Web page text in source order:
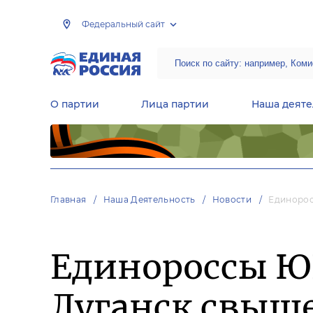
Федеральный сайт
О партии Лица партии Наша
Главная Наша Деятельность Новости
Единороссы